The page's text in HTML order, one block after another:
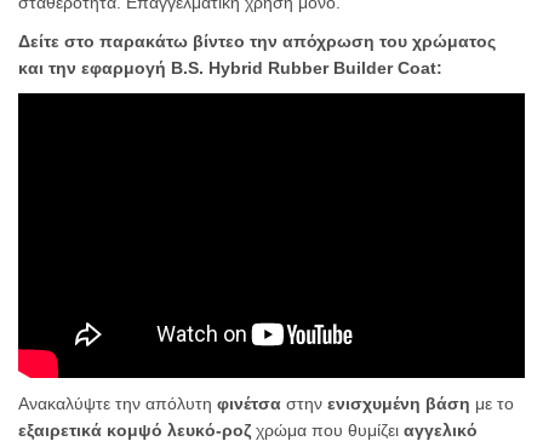
Δείτε στο παρακάτω βίντεο την απόχρωση του χρώματος
και την εφαρμογή B.S. Hybrid Rubber Builder Coat:
Ανακαλύψτε την απόλυτη φινέτσα στην ενισχυμένη βάση με το
εξαιρετικά κομψό λευκό-ροζ χρώμα που θυμίζει αγγελικό